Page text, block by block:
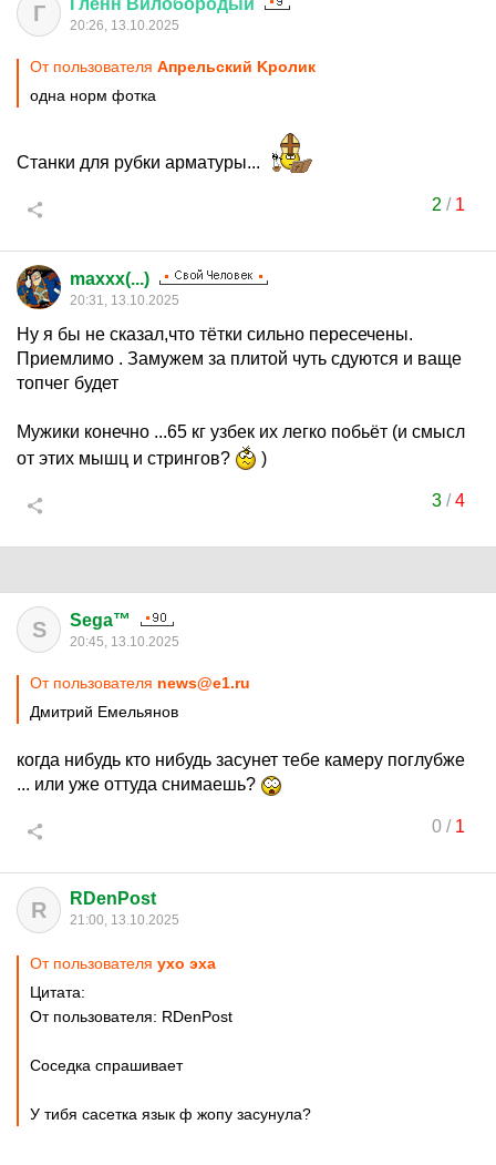
Г Гленн Вилобородый
20:26, 13.10.2025
От пользователя Aпрельский Kролик
одна норм фотка
Станки для рубки арматуры...
2 / 1
maxxx(...)
20:31, 13.10.2025
Ну я бы не сказал,что тётки сильно пересечены.
Приемлимо . Замужем за плитой чуть сдуются и ваще
топчег будет
Мужики конечно ...65 кг узбек их легко побьёт (и смысл
от этих мышц и стрингов?
)
3/4
S Sega™
20:45, 13.10.2025
От пользователя news@e1.ru
Дмитрий Емельянов
когда нибудь кто нибудь засунет тебе камеру поглубже
... или уже оттуда снимаешь?
0/ 1
R RDenPost
21:00, 13.10.2025
От пользователя ухо эха
Цитата:
От пользователя: RDenPost
Соседка спрашивает
У тибя сасетка язык ф жопу засунула?